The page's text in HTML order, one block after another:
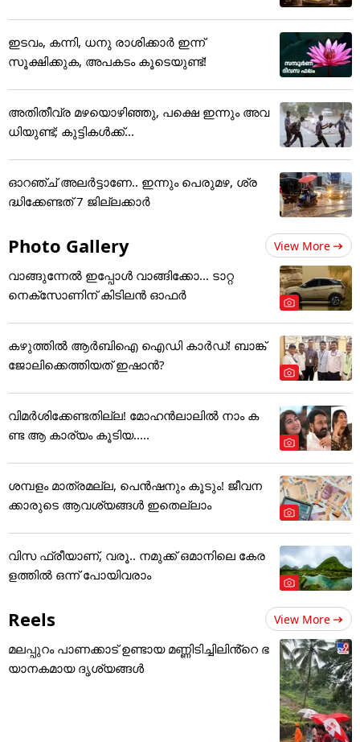
ഇടവം, കന്നി, ധനു രാശിക്കാർ ഇന്ന്
സൂക്ഷിക്കുക, അ‌പകടം കൂടെയുണ്ട്!
അതിതീവ്ര മഴയൊഴിഞ്ഞു, പക്ഷെ ഇന്നും അവ
ധിയുണ്ട്; കുട്ടികള്‍ക്ക്...
ഓറഞ്ച് അലർട്ടാണേ.. ഇന്നും പെരുമഴ, ശ്ര
ദ്ധിക്കേണ്ടത് 7 ജില്ലക്കാർ
Photo Gallery View More
വാങ്ങുന്നേൽ ഇപ്പോൾ വാങ്ങിക്കോ... ടാറ്റ
നെക്സോണിന് കിടിലൻ ഓഫർ
കഴുത്തില്‍ ആര്‍ബിഐ ഐഡി കാര്‍ഡ്! ബാങ്ക്
ജോലിക്കെത്തിയത് ഇഷാന്‍?
വിമർശിക്കേണ്ടതില്ല! മോഹൻലാലിൽ നാം ക
ണ്ട ആ കാര്യം കൂടിയ.....
ശമ്പളം മാത്രമല്ല, പെൻഷനും കൂടും! ജീവന
ക്കാരുടെ ആവശ്യങ്ങൾ ഇതെല്ലാം
വിസ ഫ്രീയാണ്, വരൂ.. നമുക്ക് ഒമാനിലെ കേര
ളത്തിൽ ഒന്ന് പോയിവരാം
Reels View More
മലപ്പുറം പാണക്കാട് ഉണ്ടായ മണ്ണിടിച്ചിലിൻ്റെ ഭ
യാനകമായ ദൃശ്യങ്ങൾ